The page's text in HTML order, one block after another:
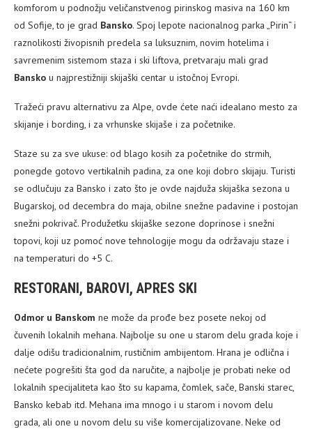
komforom u podnožju veličanstvenog pirinskog masiva na 160 km
od Sofije, to je grad Bansko. Spoj lepote nacionalnog parka „Pirin“ i
raznolikosti živopisnih predela sa luksuznim, novim hotelima i
savremenim sistemom staza i ski liftova, pretvaraju mali grad
Bansko u najprestižniji skijaški centar u istočnoj Evropi.
Tražeći pravu alternativu za Alpe, ovde ćete naći idealano mesto za
skijanje i bording, i za vrhunske skijaše i za početnike.
Staze su za sve ukuse: od blago kosih za početnike do strmih,
ponegde gotovo vertikalnih padina, za one koji dobro skijaju. Turisti
se odlučuju za Bansko i zato što je ovde najduža skijaška sezona u
Bugarskoj, od decembra do maja, obilne snežne padavine i postojan
snežni pokrivač. Produžetku skijaške sezone doprinose i snežni
topovi, koji uz pomoć nove tehnologije mogu da održavaju staze i
na temperaturi do +5 C.
RESTORANI, BAROVI, APRES SKI
Odmor u Banskom ne može da prođe bez posete nekoj od
čuvenih lokalnih mehana. Najbolje su one u starom delu grada koje i
dalje odišu tradicionalnim, rustičnim ambijentom. Hrana je odlična i
nećete pogrešiti šta god da naručite, a najbolje je probati neke od
lokalnih specijaliteta kao što su kapama, čomlek, sače, Banski starec,
Bansko kebab itd. Mehana ima mnogo i u starom i novom delu
grada, ali one u novom delu su više komercijalizovane. Neke od